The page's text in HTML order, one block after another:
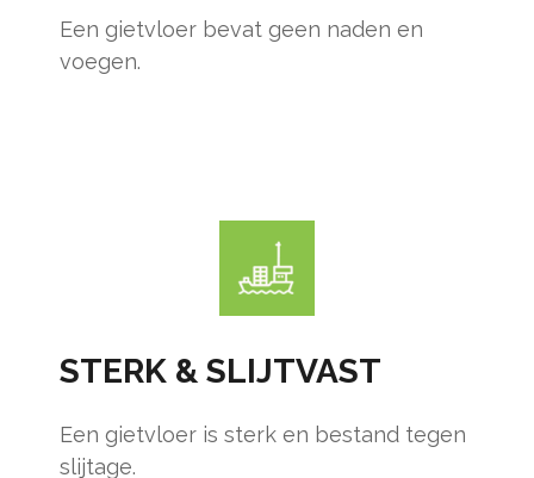
Een gietvloer bevat geen naden en
voegen.
STERK & SLIJTVAST
Een gietvloer is sterk en bestand tegen
slijtage.